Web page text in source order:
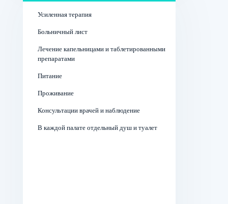
Усиленная терапия
Больничный лист
Лечение капельницами и таблетированными
препаратами
Питание
Проживание
Консультации врачей и наблюдение
В каждой палате отдельный душ и туалет